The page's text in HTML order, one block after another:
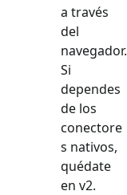
a través
del
navegador.
Si
dependes
de los
conectore
s nativos,
quédate
en v2.